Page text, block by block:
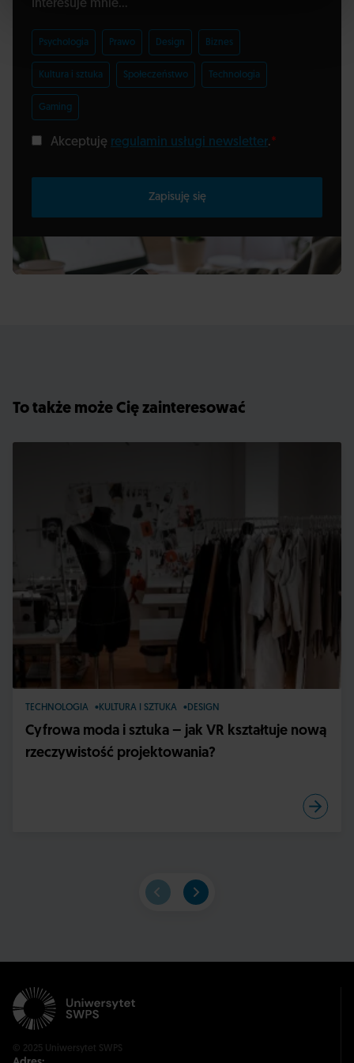
Interesuje mnie...
Psychologia Prawo Design Biznes
Kultura i sztuka Społeczeństwo Technologia
Gaming
Akceptuję regulamin usługi newsletter.*
Zapisuję się
To także może Cię zainteresować
TECHNOLOGIA KULTURA I SZTUKA DESIGN
Cyfrowa moda i sztuka – jak VR kształtuje nową
rzeczywistość projektowania?
© 2025 Uniwersytet SWPS